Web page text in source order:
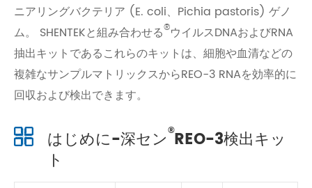
ニアリングバクテリア (E. coli、Pichia pastoris) ゲノ
ム。 SHENTEKと組み合わせる®ウイルスDNAおよびRNA
抽出キットであるこれらのキットは、細胞や血清などの
複雑なサンプルマトリックスからREO-3 RNAを効率的に
回収および検出できます。
はじめに-深セン®REO-3検出キッ
ト